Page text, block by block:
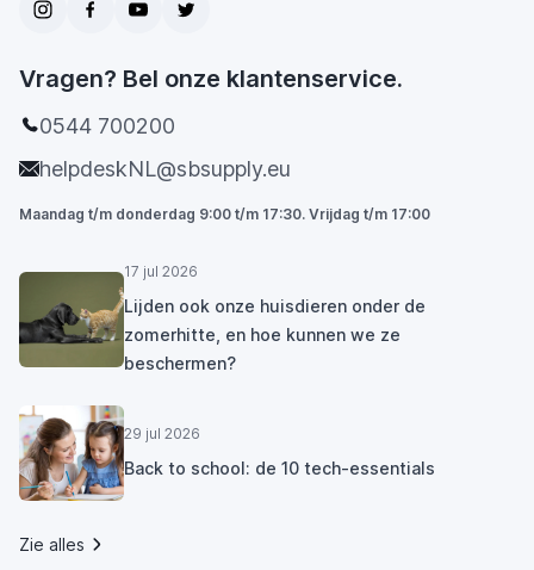
Vragen? Bel onze klantenservice.
0544 700200
helpdeskNL@sbsupply.eu
Maandag t/m donderdag 9:00 t/m 17:30. Vrijdag t/m 17:00
17 jul 2026
Lijden ook onze huisdieren onder de
zomerhitte, en hoe kunnen we ze
beschermen?
29 jul 2026
Back to school: de 10 tech-essentials
Zie alles